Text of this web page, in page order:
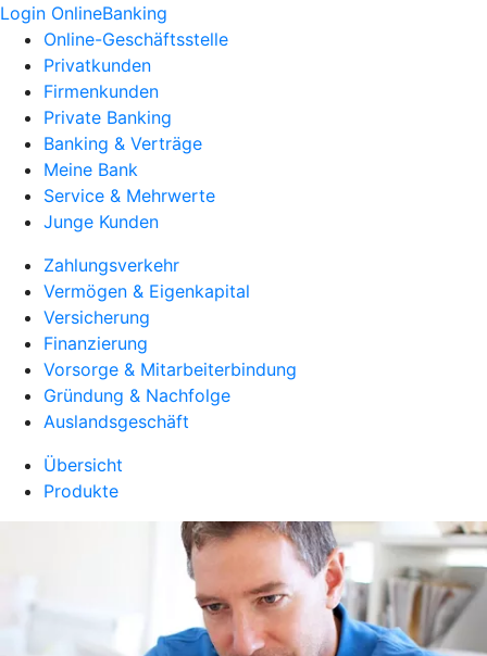
Login OnlineBanking
Online-Geschäftsstelle
Privatkunden
Firmenkunden
Private Banking
Banking & Verträge
Meine Bank
Service & Mehrwerte
Junge Kunden
Zahlungsverkehr
Vermögen & Eigenkapital
Versicherung
Finanzierung
Vorsorge & Mitarbeiterbindung
Gründung & Nachfolge
Auslandsgeschäft
Übersicht
Produkte